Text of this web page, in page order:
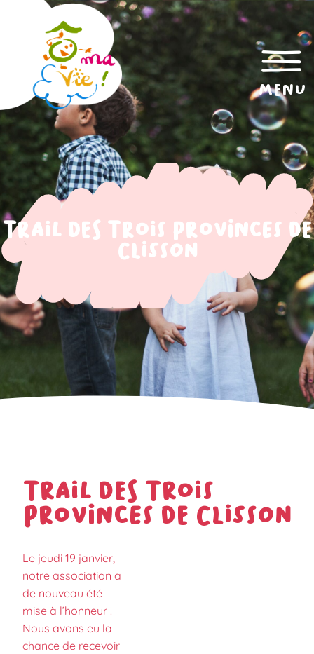
menu
Trail des Trois Provinces de
Clisson
Trail des Trois
Provinces de Clisson
Le jeudi 19 janvier,
notre association a
de nouveau été
mise à l’honneur !
Nous avons eu la
chance de recevoir